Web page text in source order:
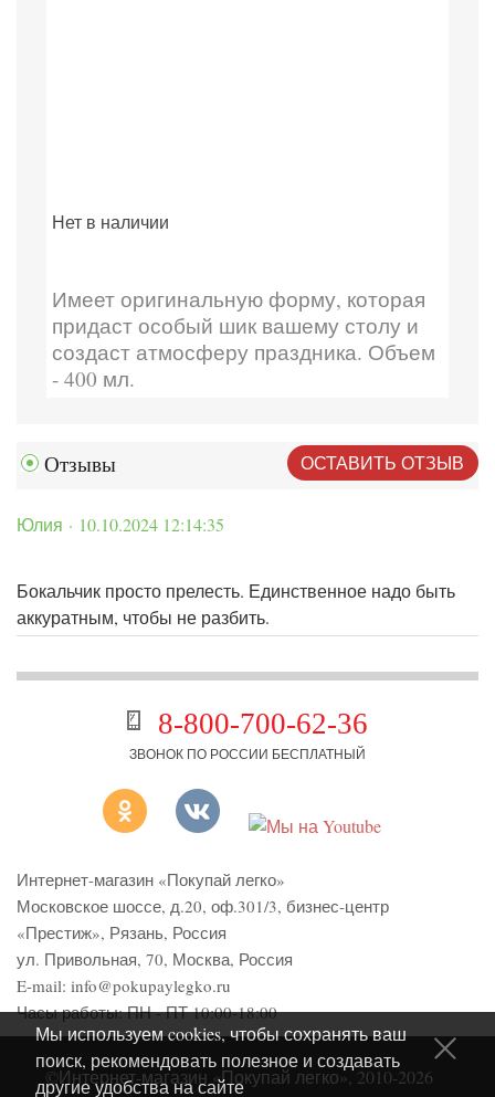
Нет в наличии
Имеет оригинальную форму, которая
придаст особый шик вашему столу и
создаст атмосферу праздника. Объем
- 400 мл.
Отзывы ОСТАВИТЬ ОТЗЫВ
Юлия · 10.10.2024 12:14:35
Бокальчик просто прелесть. Единственное надо быть
аккуратным, чтобы не разбить.
8-800-700-62-36
ЗВОНОК ПО РОССИИ БЕСПЛАТНЫЙ
Интернет-магазин «Покупай легко»
Московское шоссе, д.20, оф.301/3, бизнес-центр
«Престиж», Рязань, Россия
ул. Привольная, 70, Москва, Россия
E-mail: info@pokupaylegko.ru
Часы работы:ПН - ПТ 10:00-18:00
©Интернет-магазин «Покупай легко», 2010-2026
Мы используем cookies, чтобы сохранять ваш
поиск, рекомендовать полезное и создавать
другие удобства на сайте